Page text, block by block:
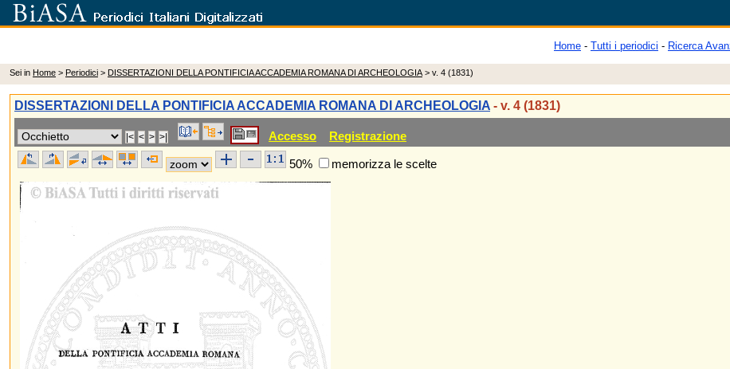
Home - Tutti i periodici - Ricerca
Sei in Home > Periodici > DISSERTAZIONI DELLA PONTIFICIA ACCADEMIA ROMANA DI ARCHEOLOGIA > v. 4 (1831)
DISSERTAZIONI DELLA PONTIFICIA ACCADEMIA ROMANA DI ARCHEOLOGIA - v. 4 (1831)
Accesso Registrazione
50% memorizza le scelte